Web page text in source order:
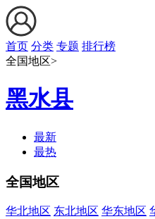
首页 分类 专题 排行榜
全国地区>
黑水县
最新
最热
全国地区
华北地区 东北地区 华东地区